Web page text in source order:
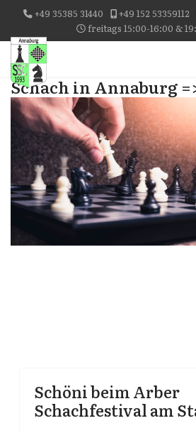
+49 35385 31440 +49 152 53359112
freitags 15:00-16:00 &
Schach in Annaburg
Schöni beim Arber
Schachfestival am